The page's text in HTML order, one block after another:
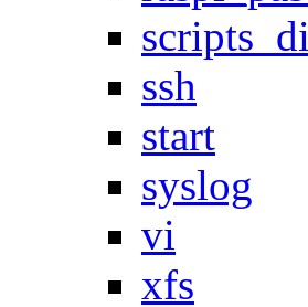
ssh
start
syslog
vi
xfs